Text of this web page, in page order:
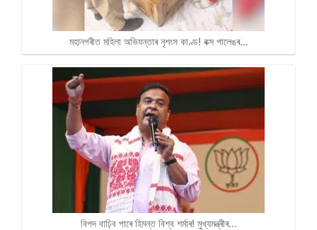
মহানগৰীত মহিলা অভিযন্তাৰ নৃশংস কাণ্ড! বক্স পালেঙৰ…
বিপদ বাঢ়িব পাৰে হিমন্ত বিশ্ব শৰ্মাৰ! মুখ্যমন্ত্ৰীৰ…